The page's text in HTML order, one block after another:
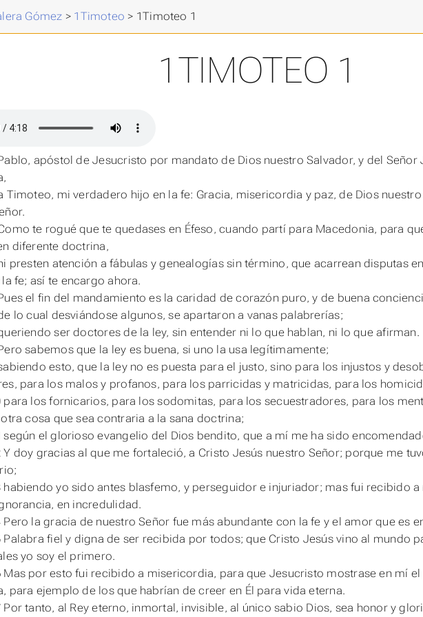
Gómez > 1Timoteo > 1Timoteo 1
1TIMOTEO 1
apóstol de Jesucristo por mandato de Dios nuestro Salvador, y del Señor
Timoteo, mi verdadero hijo en la fe: Gracia, misericordia y paz, de Dios
te rogué que te quedases en Éfeso, cuando partí para Macedonia, para
diferente doctrina,
presten atención a fábulas y genealogías sin término, que acarrean disputas
fe; así te encargo ahora.
el fin del mandamiento es la caridad de corazón puro, y de buena
lo cual desviándose algunos, se apartaron a vanas palabrerías;
ser doctores de la ley, sin entender ni lo que hablan, ni lo que afirman.
sabemos que la ley esbuena, si uno la usa legítimamente;
esto, que la ley no es puesta para el justo, sino para los injustos y
para los malos y profanos, para los parricidas y matricidas, para los
para los fornicarios, para los sodomitas, para los secuestradores, para los
cosa que sea contraria a la sana doctrina;
según el glorioso evangelio del Dios bendito, que a mí me ha sido
Y doy gracias al que me fortaleció, a Cristo Jesús nuestro Señor; porque me
habiendo yo sido antes blasfemo, y perseguidor e injuriador; mas fui recibido
en incredulidad.
Pero la gracia de nuestro Señor fue más abundante con la fe y el amor que es
Palabra fiel y digna de ser recibida por todos; que Cristo Jesús vino al mundo
yo soy el primero.
Mas por esto fui recibido a misericordia, para que Jesucristo mostrase en mí
para ejemplo de los que habrían de creer en Él para vida eterna.
Por tanto, al Rey eterno, inmortal, invisible, al único sabio Dios, sea honor y